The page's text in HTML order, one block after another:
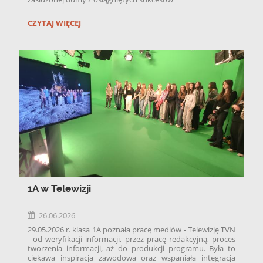
Składamy serdeczne podziękowania Gronu
Pedagogicznemu oraz wszystkim Pracownikom szkoły
do Rodziców, których wsparcie było nieocenione
UROCZYSTE
SZKOLNEGO:
CZYTAJ WIĘCEJ
1A w Telewizji
26.06.2026
29.05.2026 r. klasa 1A poznała pracę mediów - Telewizję TVN
- od weryfikacji informacji, przez pracę redakcyjną, proces
tworzenia informacji, aż do produkcji programu. Była to
ciekawa inspiracja zawodowa oraz wspaniała integracja